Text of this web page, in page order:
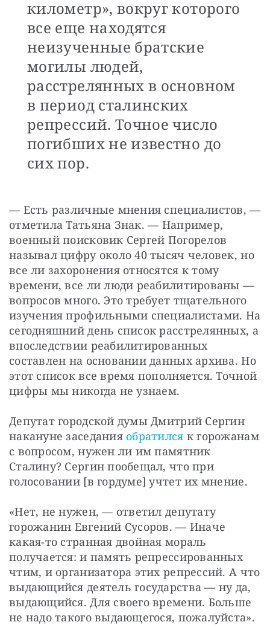
километр», вокруг которого
все еще находятся
неизученные братские
могилы людей,
расстрелянных в основном
в период сталинских
репрессий. Точное число
погибших не известно до
сих пор.
— Есть различные мнения специалистов, —
отметила Татьяна Знак. — Например,
военный поисковик Сергей Погорелов
называл цифру около 40 тысяч человек, но
все ли захоронения относятся к тому
времени, все ли люди реабилитированы —
вопросов много. Это требует тщательного
изучения профильными специалистами. На
сегодняшний день список расстрелянных, а
впоследствии реабилитированных
составлен на основании данных архива. Но
этот список все время пополняется. Точной
цифры мы никогда не узнаем.
Депутат городской думы Дмитрий Сергин
накануне заседания обратился к горожанам
с вопросом, нужен ли им памятник
Сталину? Сергин пообещал, что при
голосовании [в гордуме] учтет их мнение.
«Нет, не нужен, — ответил депутату
горожанин Евгений Сусоров. — Иначе
какая-то странная двойная мораль
получается: и память репрессированных
чтим, и организатора этих репрессий. А что
выдающийся деятель государства — ну да,
выдающийся. Для своего времени. Больше
не надо такого выдающегося, пожалуйста».